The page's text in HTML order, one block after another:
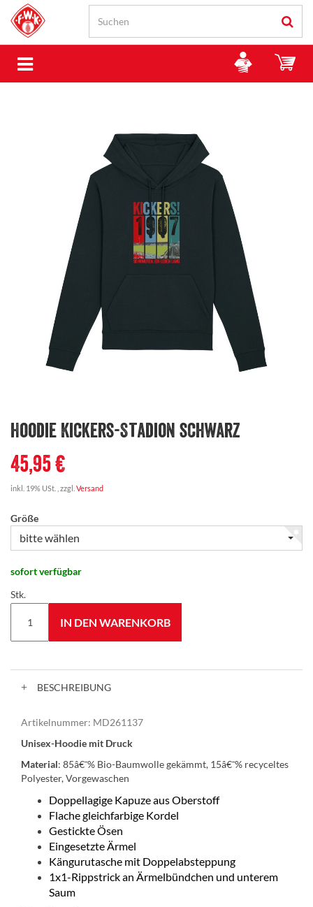
Hoodie Kickers-Stadion schwarz
45,95 €
inkl. 19% USt. , zzgl. Versand
Größe
bitte wählen
sofort verfügbar
Stk.
IN DEN WARENKORB
BESCHREIBUNG
Artikelnummer: MD261137
Unisex-Hoodie mit Druck
Material: 85â€¯% Bio-Baumwolle gekämmt, 15â€¯% recyceltes
Polyester, Vorgewaschen
Doppellagige Kapuze aus Oberstoff
Flache gleichfarbige Kordel
Gestickte Ösen
Eingesetzte Ärmel
Kängurutasche mit Doppelabsteppung
1x1-Rippstrick an Ärmelbündchen und unterem
Saum